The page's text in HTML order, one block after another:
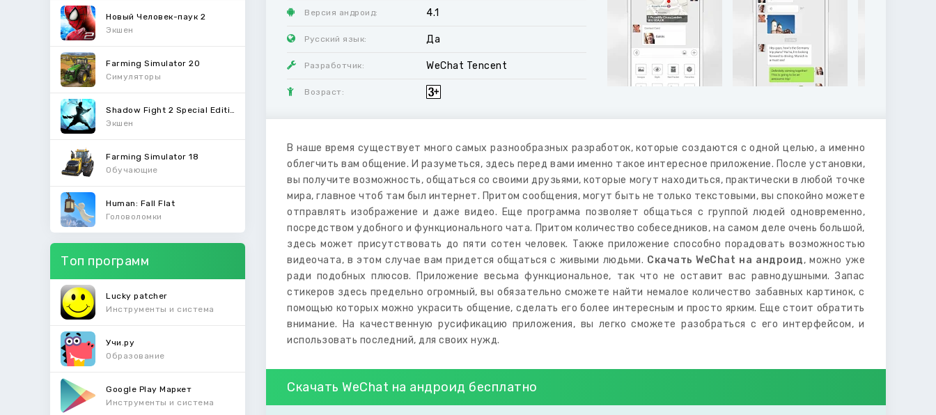
Новый Человек-паук 2
Экшен
Farming Simulator 20
Симуляторы
Экшен
Farming Simulator 18
Обучающие
Human: Fall Flat
Головоломки
Топ программ
Lucky patcher
Инструменты и система
Учи.ру
Образование
Google Play Маркет
Инструменты и система
Версия андроид: 4.1
Русский язык: Да
Разработчик: WeChat Tencent
Возраст:
В наше время существует много самых разнообразных разработок, которые создаются с одной целью, а именно
облегчить вам общение. И разуметься, здесь перед вами именно такое интересное приложение. После установки,
вы получите возможность, общаться со своими друзьями, которые могут находиться, практически в любой точке
мира, главное чтоб там был интернет. Притом сообщения, могут быть не только текстовыми, вы спокойно можете
отправлять изображение и даже видео. Еще программа позволяет общаться с группой людей одновременно,
посредством удобного и функционального чата. Притом количество собеседников, на самом деле очень большой,
здесь может присутствовать до пяти сотен человек. Также приложение способно порадовать возможностью
видеочата, в этом случае вам придется общаться с живыми людьми. Скачать WeChat на андроид, можно уже
ради подобных плюсов. Приложение весьма функциональное, так что не оставит вас равнодушными. Запас
стикеров здесь предельно огромный, вы обязательно сможете найти немалое количество забавных картинок, с
помощью которых можно украсить общение, сделать его более интересным и просто ярким. Еще стоит обратить
внимание. На качественную русификацию приложения, вы легко сможете разобраться с его интерфейсом, и
использовать последний, для своих нужд.
Скачать WeChat на андроид бесплатно